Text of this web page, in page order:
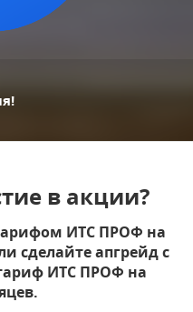
в акции?
ИТС ПРОФ на
сделайте апгрейд с
ИТС ПРОФ на